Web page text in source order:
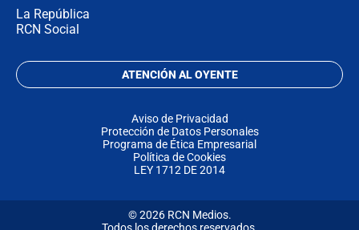
La República
RCN Social
ATENCIÓN AL OYENTE
Aviso de Privacidad
Protección de Datos Personales
Programa de Ética Empresarial
Política de Cookies
LEY 1712 DE 2014
© 2026 RCN Medios.